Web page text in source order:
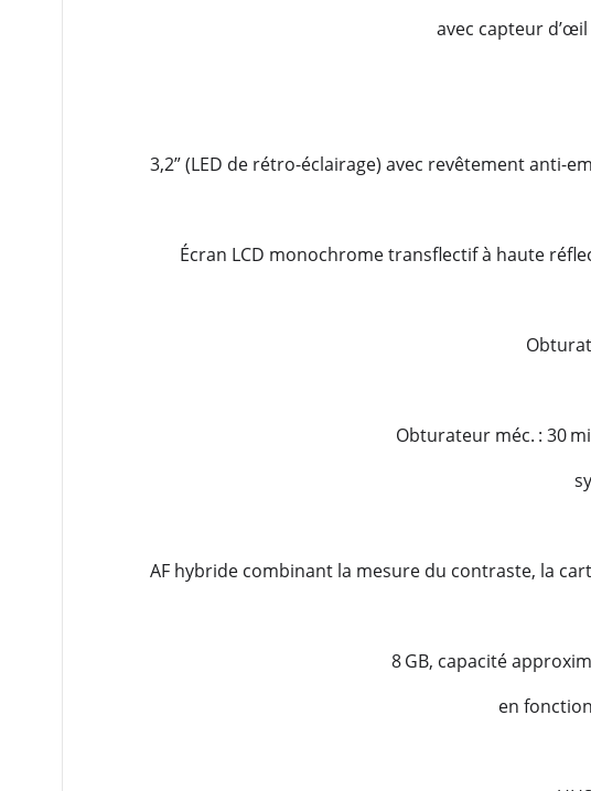
avec capteur
3,2” (LED de rétro-éclairage) avec revêtement anti-
Écran LCD monochrome transflectif à haute
Obturateur méc. : 30
AF hybride combinant la mesure du contraste, la
8 GB, capacité
en